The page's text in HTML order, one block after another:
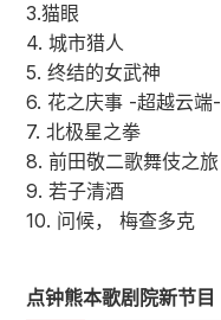
3.猫眼
4. 城市猎人
5. 终结的女武神
6. 花之庆事 -超越云端-
7. 北极星之拳
8. 前田敬二歌舞伎之旅
9. 若子清酒
10. 问候， 梅查多克
点钟熊本歌剧院新节目